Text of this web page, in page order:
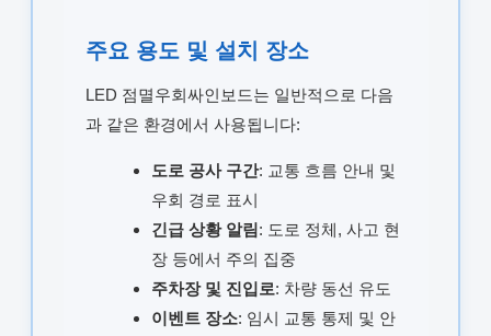
주요 용도 및 설치 장소
LED 점멸우회싸인보드는 일반적으로 다음
과 같은 환경에서 사용됩니다:
도로 공사 구간: 교통 흐름 안내 및
우회 경로 표시
긴급 상황 알림: 도로 정체, 사고 현
장 등에서 주의 집중
주차장 및 진입로: 차량 동선 유도
이벤트 장소: 임시 교통 통제 및 안